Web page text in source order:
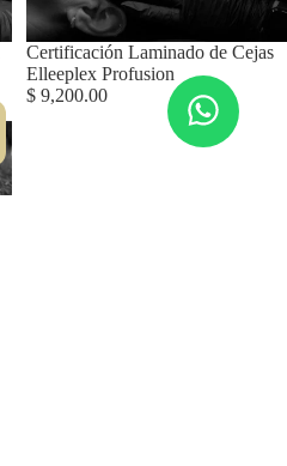
Agotado
Certificación Laminado de Cejas
Elleeplex Profusion
$ 9,200.00